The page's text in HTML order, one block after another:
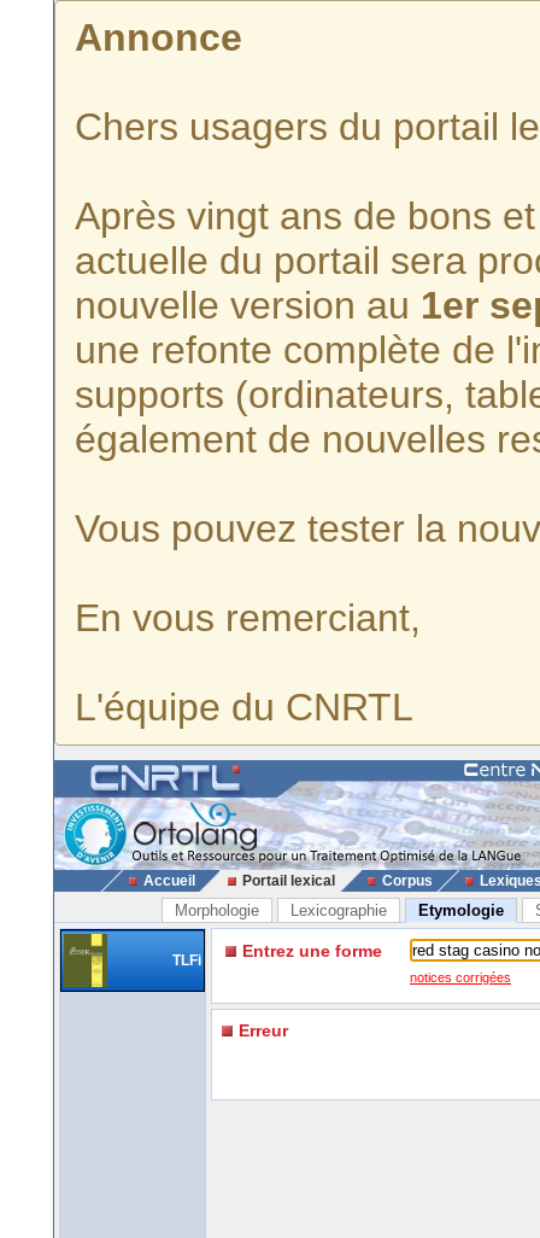
Annonce
Chers usagers du portail
Après vingt ans de bons
actuelle du portail sera
nouvelle version au 1er
une refonte complète de
supports (ordinateurs,
également de nouvelles
Vous pouvez tester la
En vous remerciant,
L'équipe du CNRTL
Accueil Portail lexical Corpus
Morphologie Lexicographie Etymologie
TLFi Entrez une forme
notices corrigées
Erreur